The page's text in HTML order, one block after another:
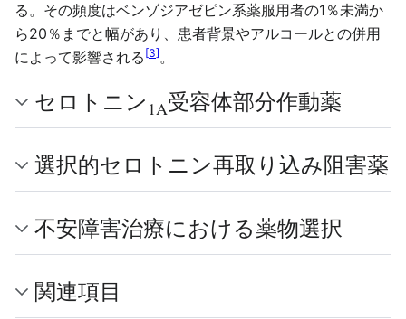
る。その頻度はベンゾジアゼピン系薬服用者の1％未満か
ら20％までと幅があり、患者背景やアルコールとの併用
によって影響される [3]。
セロトニン 1A受容体部分作動薬
選択的セロトニン再取り込み阻害薬
不安障害治療における薬物選択
関連項目